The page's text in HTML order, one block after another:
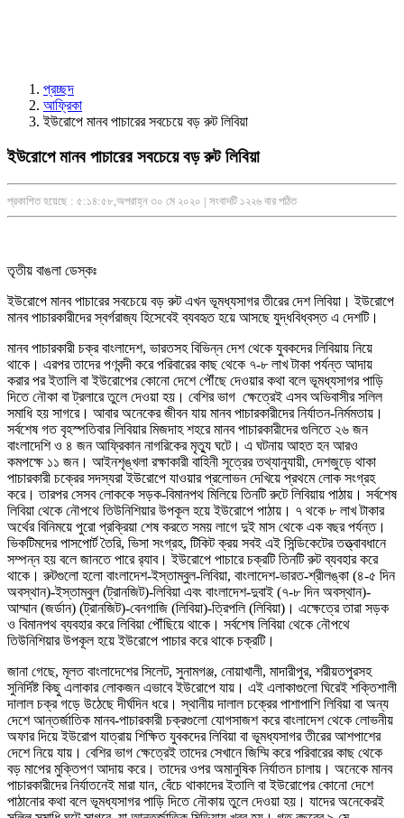
প্রচ্ছদ
আফ্রিকা
ইউরোপে মানব পাচারের সবচেয়ে বড় রুট লিবিয়া
ইউরোপে মানব পাচারের সবচেয়ে বড় রুট লিবিয়া
প্রকাশিত হয়েছে : ৫:১৪:৫৮,অপরাহ্ন ৩০ মে ২০২০ | সংবাদটি ১২২৬ বার পঠিত
তৃতীয় বাঙলা ডেস্কঃ
ইউরোপে মানব পাচারের সবচেয়ে বড় রুট এখন ভূমধ্যসাগর তীরের দেশ লিবিয়া। ইউরোপে
মানব পাচারকারীদের স্বর্গরাজ্য হিসেবেই ব্যবহৃত হয়ে আসছে যুদ্ধবিধ্বস্ত এ দেশটি।
মানব পাচারকারী চক্র বাংলাদেশ, ভারতসহ বিভিন্ন দেশ থেকে যুবকদের লিবিয়ায় নিয়ে
থাকে। এরপর তাদের পণবন্দী করে পরিবারের কাছ থেকে ৭-৮ লাখ টাকা পর্যন্ত আদায়
করার পর ইতালি বা ইউরোপের কোনো দেশে পৌঁছে দেওয়ার কথা বলে ভূমধ্যসাগর পাড়ি
দিতে নৌকা বা ট্রলারে তুলে দেওয়া হয়। বেশির ভাগ ক্ষেত্রেই এসব অভিবাসীর সলিল
সমাধি হয় সাগরে। আবার অনেকের জীবন যায় মানব পাচারকারীদের নির্যাতন-নির্মমতায়।
সর্বশেষ গত বৃহস্পতিবার লিবিয়ার মিজদাহ শহরে মানব পাচারকারীদের গুলিতে ২৬ জন
বাংলাদেশি ও ৪ জন আফ্রিকান নাগরিকের মৃত্যু ঘটে। এ ঘটনায় আহত হন আরও
কমপক্ষে ১১ জন। আইনশৃঙ্খলা রক্ষাকারী বাহিনী সূত্রের তথ্যানুযায়ী, দেশজুড়ে থাকা
পাচারকারী চক্রের সদস্যরা ইউরোপে যাওয়ার প্রলোভন দেখিয়ে প্রথমে লোক সংগ্রহ
করে। তারপর সেসব লোককে সড়ক-বিমানপথ মিলিয়ে তিনটি রুটে লিবিয়ায় পাঠায়। সর্বশেষ
লিবিয়া থেকে নৌপথে তিউনিশিয়ার উপকূল হয়ে ইউরোপে পাঠায়। ৭ থকে ৮ লাখ টাকার
অর্থের বিনিময়ে পুরো প্রক্রিয়া শেষ করতে সময় লাগে দুই মাস থেকে এক বছর পর্যন্ত।
ভিকটিমদের পাসপোর্ট তৈরি, ভিসা সংগ্রহ, টিকিট ক্রয় সবই এই সিন্ডিকেটের তত্ত্বাবধানে
সম্পন্ন হয় বলে জানতে পারে র‌্যাব। ইউরোপে পাচারে চক্রটি তিনটি রুট ব্যবহার করে
থাকে। রুটগুলো হলো বাংলাদেশ-ইস্তাম্বুল-লিবিয়া, বাংলাদেশ-ভারত-শ্রীলঙ্কা (৪-৫ দিন
অবস্থান)-ইস্তাম্বুল (ট্রানজিট)-লিবিয়া এবং বাংলাদেশ-দুবাই (৭-৮ দিন অবস্থান)-
আম্মান (জর্ডান) (ট্রানজিট)-বেনগাজি (লিবিয়া)-ত্রিপলি (লিবিয়া)। এক্ষেত্রে তারা সড়ক
ও বিমানপথ ব্যবহার করে লিবিয়া পৌঁছিয়ে থাকে। সর্বশেষ লিবিয়া থেকে নৌপথে
তিউনিশিয়ার উপকূল হয়ে ইউরোপে পাচার করে থাকে চক্রটি।
জানা গেছে, মূলত বাংলাদেশের সিলেট, সুনামগঞ্জ, নোয়াখালী, মাদারীপুর, শরীয়তপুরসহ
সুনির্দিষ্ট কিছু এলাকার লোকজন এভাবে ইউরোপে যায়। এই এলাকাগুলো ঘিরেই শক্তিশালী
দালাল চক্র গড়ে উঠেছে দীর্ঘদিন ধরে। স্থানীয় দালাল চক্রের পাশাপাশি লিবিয়া বা অন্য
দেশে আন্তর্জাতিক মানব-পাচারকারী চক্রগুলো যোগসাজশ করে বাংলাদেশ থেকে লোভনীয়
অফার দিয়ে ইউরোপ যাত্রায় শিক্ষিত যুবকদের লিবিয়া বা ভূমধ্যসাগর তীরের আশপাশের
দেশে নিয়ে যায়। বেশির ভাগ ক্ষেত্রেই তাদের সেখানে জিম্মি করে পরিবারের কাছ থেকে
বড় মাপের মুক্তিপণ আদায় করে। তাদের ওপর অমানুষিক নির্যাতন চালায়। অনেকে মানব
পাচারকারীদের নির্যাতনেই মারা যান, বেঁচে থাকাদের ইতালি বা ইউরোপের কোনো দেশে
পাঠানোর কথা বলে ভূমধ্যসাগর পাড়ি দিতে নৌকায় তুলে দেওয়া হয়। যাদের অনেকেরই